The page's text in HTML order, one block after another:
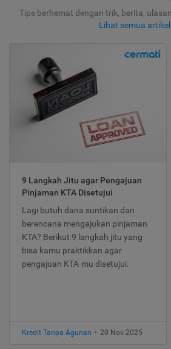
Tips berhemat dengan trik, berita,
Lihat semua artikel
9 Langkah Jitu agar Pengajuan
Pinjaman KTA Disetujui
Lagi butuh dana suntikan dan
berencana mengajukan pinjaman
KTA? Berikut 9 langkah jitu yang
bisa kamu praktikkan agar
pengajuan KTA-mu disetujui.
Kredit Tanpa Agunan • 20 Nov 2025